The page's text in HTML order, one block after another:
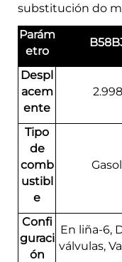
substitución do
Parám
etro
Despl
acem
ente
Tipo
de
comb
ustibl
e
Confi
guraci
ón
En liña-6,
válvulas,